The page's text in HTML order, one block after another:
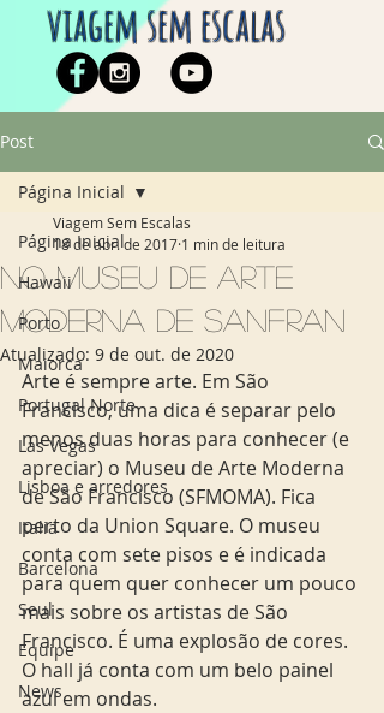
viagem sem escalas
Post
Página Inicial
Hawaii
Porto
Maiorca
Portugal Norte
Las Vegas
Lisboa e arredores
Italia
Barcelona
Seul
Equipe
News
Página Inicial
No Museu de Arte
Moderna de SanFran
Viagem Sem Escalas
18 de abr. de 2017 1 min de leitura
Atualizado: 9 de out. de 2020
Arte é sempre arte. Em São
Francisco, uma dica é separar pelo
menos duas horas para conhecer (e
apreciar) o Museu de Arte Moderna
de São Francisco (SFMOMA). Fica
perto da Union Square. O museu
conta com sete pisos e é indicada
para quem quer conhecer um pouco
mais sobre os artistas de São
Francisco. É uma explosão de cores.
O hall já conta com um belo painel
azul em ondas.